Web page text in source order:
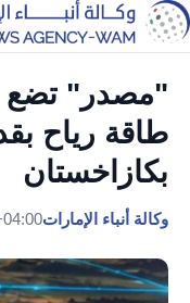
"مصدر" تضع
بكازاخستان
وكالة أنباء الإمارات